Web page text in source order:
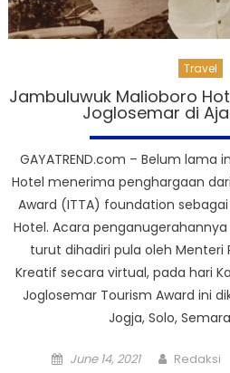
Travel
Jambuluwuk Malioboro
Joglosemar di
GAYATREND.com – Belum lama
Hotel menerima penghargaan
Award (ITTA) foundation
Hotel. Acara
turut dihadiri pula oleh Menteri
Kreatif secara virtual, pada hari
Joglosemar Tourism Award ini
Jogja, Solo,
Posted
June 14, 2021 Author
Redaksi